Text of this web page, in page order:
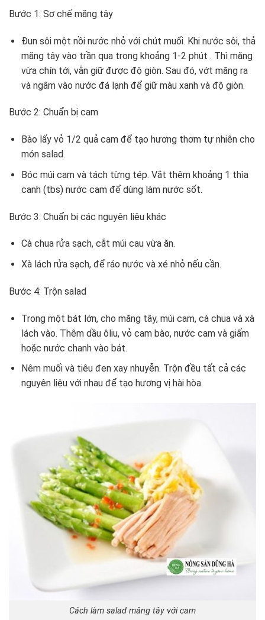
Bước 1: Sơ chế măng tây
Đun sôi một nồi nước nhỏ với chút muối. Khi nước sôi, thả
măng tây vào trần qua trong khoảng 1-2 phút . Thì măng
vừa chín tới, vẫn giữ được độ giòn. Sau đó, vớt măng ra
và ngâm vào nước đá lạnh để giữ màu xanh và độ giòn.
Bước 2: Chuẩn bị cam
Bào lấy vỏ 1/2 quả cam để tạo hương thơm tự nhiên cho
món salad.
Bóc múi cam và tách từng tép. Vắt thêm khoảng 1 thìa
canh (tbs) nước cam để dùng làm nước sốt.
Bước 3: Chuẩn bị các nguyên liệu khác
Cà chua rửa sạch, cắt múi cau vừa ăn.
Xà lách rửa sạch, để ráo nước và xé nhỏ nếu cần.
Bước 4: Trộn salad
Trong một bát lớn, cho măng tây, múi cam, cà chua và xà
lách vào. Thêm dầu ôliu, vỏ cam bào, nước cam và giấm
hoặc nước chanh vào bát.
Nêm muối và tiêu đen xay nhuyễn. Trộn đều tất cả các
nguyên liệu với nhau để tạo hương vị hài hòa.
Cách làm salad măng tây với cam